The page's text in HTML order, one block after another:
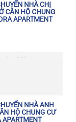
NHÀ CHỊ
CĂN HỘ CHUNG
APARTMENT
NHÀ ANH
HỘ CHUNG CƯ
APARTMENT